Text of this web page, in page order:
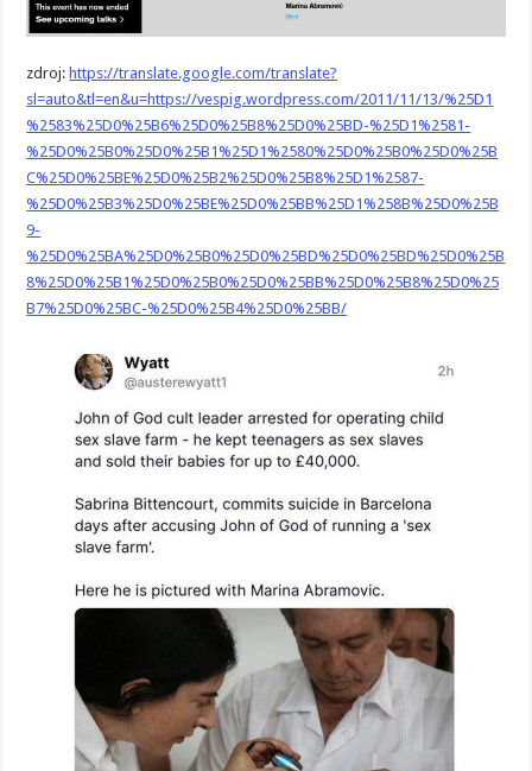
zdroj: https://translate.google.com/translate?
sl=auto&tl=en&u=https://vespig.wordpress.com/2011/11/13/%25D1
%2583%25D0%25B6%25D0%25B8%25D0%25BD-%25D1%2581-
%25D0%25B0%25D0%25B1%25D1%2580%25D0%25B0%25D0%25B
C%25D0%25BE%25D0%25B2%25D0%25B8%25D1%2587-
%25D0%25B3%25D0%25BE%25D0%25BB%25D1%258B%25D0%25B
9-
%25D0%25BA%25D0%25B0%25D0%25BD%25D0%25BD%25D0%25B
8%25D0%25B1%25D0%25B0%25D0%25BB%25D0%25B8%25D0%25
B7%25D0%25BC-%25D0%25B4%25D0%25BB/